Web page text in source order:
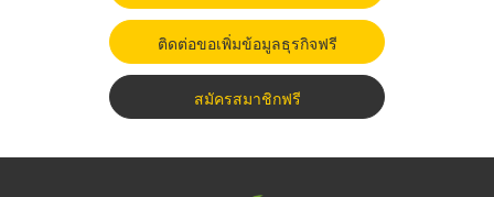
ติดต่อขอเพิ่มข้อมูลธุรกิจฟรี
สมัครสมาชิกฟรี